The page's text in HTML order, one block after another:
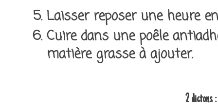
Laisser reposer une heure
Cuire dans une poêle
matière grasse à ajouter.
2 dictons :